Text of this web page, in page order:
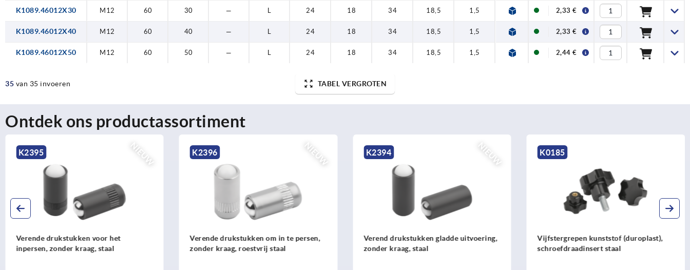
K1089.46012X30 M12 60 30 — L 24 18 34 18,5 1,5 2,33 €
K1089.46012X40 M12 60 40 — L 24 18 34 18,5 1,5 2,33 €
K1089.46012X50 M12 60 50 — L 24 18 34 18,5 1,5 2,44 €
35 van 35 invoeren TABEL VERGROTEN
Ontdek ons productassortiment
NIEUW
K2395
Verende drukstukken voor het
inpersen, zonder kraag, staal
NIEUW
K2396
Verende drukstukken om in te persen,
zonder kraag, roestvrij staal
NIEUW
K2394
Verend drukstukken gladde uitvoering,
zonder kraag, staal
K0185
Vijfstergrepen kunststof (duroplast),
schroefdraadinsert staal